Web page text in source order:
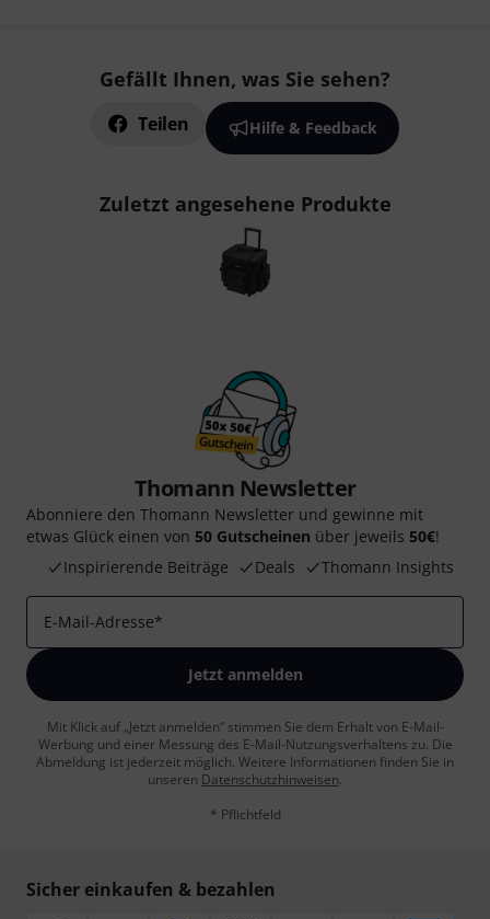
Gefällt Ihnen, was Sie sehen?
Teilen Hilfe & Feedback
Zuletzt angesehene Produkte
Thomann Newsletter
Abonniere den Thomann Newsletter und gewinne mit
etwas Glück einen von 50 Gutscheinen über jeweils 50€!
Inspirierende Beiträge
Deals Thomann Insights
E-Mail-Adresse*
Jetzt anmelden
Mit Klick auf „Jetzt anmelden“ stimmen Sie dem Erhalt von E-Mail-
Werbung und einer Messung des E-Mail-Nutzungsverhaltens zu. Die
Abmeldung ist jederzeit möglich. Weitere Informationen finden Sie in
unseren Datenschutzhinweisen.
* Pflichtfeld
Sicher einkaufen & bezahlen